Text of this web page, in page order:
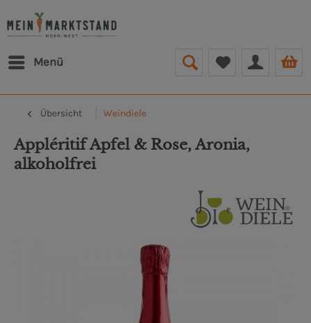
Menü
Übersicht Weindiele
Appléritif Apfel & Rose, Aronia,
alkoholfrei